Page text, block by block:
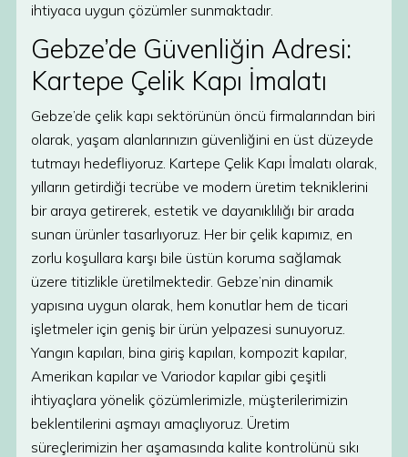
ihtiyaca uygun çözümler sunmaktadır.
Gebze’de Güvenliğin Adresi:
Kartepe Çelik Kapı İmalatı
Gebze’de çelik kapı sektörünün öncü firmalarından biri
olarak, yaşam alanlarınızın güvenliğini en üst düzeyde
tutmayı hedefliyoruz. Kartepe Çelik Kapı İmalatı olarak,
yılların getirdiği tecrübe ve modern üretim tekniklerini
bir araya getirerek, estetik ve dayanıklılığı bir arada
sunan ürünler tasarlıyoruz. Her bir çelik kapımız, en
zorlu koşullara karşı bile üstün koruma sağlamak
üzere titizlikle üretilmektedir. Gebze’nin dinamik
yapısına uygun olarak, hem konutlar hem de ticari
işletmeler için geniş bir ürün yelpazesi sunuyoruz.
Yangın kapıları, bina giriş kapıları, kompozit kapılar,
Amerikan kapılar ve Variodor kapılar gibi çeşitli
ihtiyaçlara yönelik çözümlerimizle, müşterilerimizin
beklentilerini aşmayı amaçlıyoruz. Üretim
süreçlerimizin her aşamasında kalite kontrolünü sıkı